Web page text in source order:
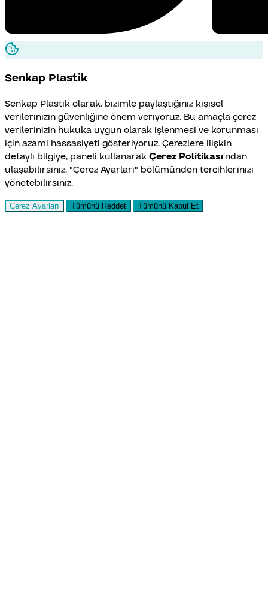
Senkap Plastik
Senkap Plastik olarak, bizimle paylaştığınız kişisel
verilerinizin güvenliğine önem veriyoruz. Bu amaçla çerez
verilerinizin hukuka uygun olarak işlenmesi ve korunması
için azami hassasiyeti gösteriyoruz. Çerezlere ilişkin
detaylı bilgiye, paneli kullanarakÇerez Politikası'ndan
ulaşabilirsiniz. "Çerez Ayarları" bölümünden tercihlerinizi
yönetebilirsiniz.
Çerez Ayarları Tümünü Reddet Tümünü Kabul Et